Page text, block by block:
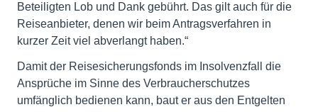
Beteiligten Lob und Dank gebührt. Das gilt auch für die
Reiseanbieter, denen wir beim Antragsverfahren in
kurzer Zeit viel abverlangt haben.“
Damit der Reisesicherungsfonds im Insolvenzfall die
Ansprüche im Sinne des Verbraucherschutzes
umfänglich bedienen kann, baut er aus den Entgelten